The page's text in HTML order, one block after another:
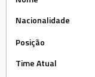
Nacionalidade
Posição
Time Atual